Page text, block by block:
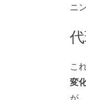
ニ
こ
変
が